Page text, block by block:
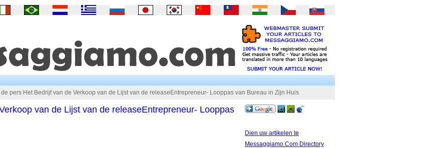
de pers Het Bedrijf van de Verkoop van de Lijst van de releaseEntrepreneur- Looppas van Bureau in Zijn Huis
van de Lijst van de releaseEntrepreneur- Looppas
Dien uw artikelen te
Messaggiamo.Com Directory